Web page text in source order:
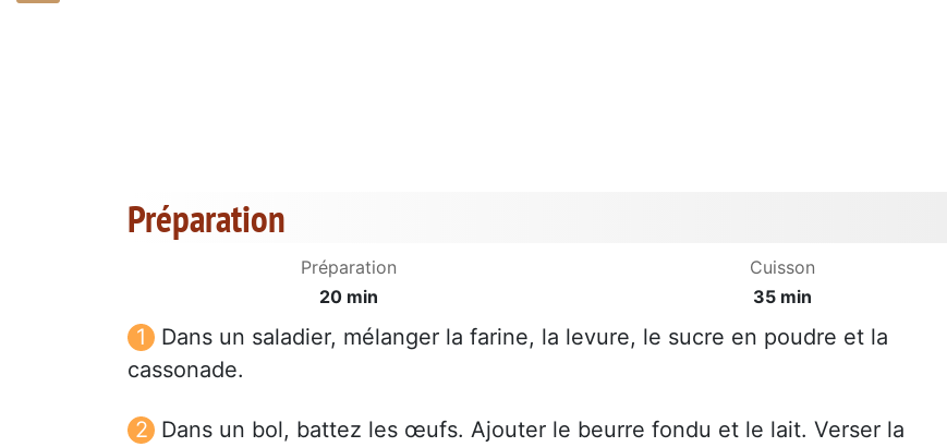
Préparation
Préparation
20 min
Cuisson
35 min
Dans un saladier, mélanger la farine, la levure, le sucre en poudre et la
cassonade.
Dans un bol, battez les œufs. Ajouter le beurre fondu et le lait. Verser la